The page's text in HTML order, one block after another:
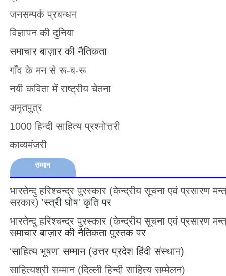
जनसम्पर्क प्रबन्धन
विज्ञापन की दुनिया
समाचार बाज़ार की नैतिकता
गाँव के मन से रू-ब-रू
नयी कविता में राष्ट्रीय चेतना
अमृतपुत्र
1000 हिन्दी साहित्य प्रश्नोत्तरी
काव्यमंजरी
सम्मान
भारतेन्दु हरिश्चन्द्र पुरस्कार (केन्द्रीय सूचना एवं प्रसारण
सरकार) 'स्त्री घोष' कृति पर
भारतेन्दु हरिश्चन्द्र पुरस्कार (केन्द्रीय सूचना एवं प्रसारण
समाचार बाज़ार की नैतिकता पुस्तक पर
‘साहित्य भूषण’ सम्मान (उत्तर प्रदेश हिंदी संस्थान)
साहित्यश्री सम्मान (दिल्ली हिन्दी साहित्य सम्मेलन)